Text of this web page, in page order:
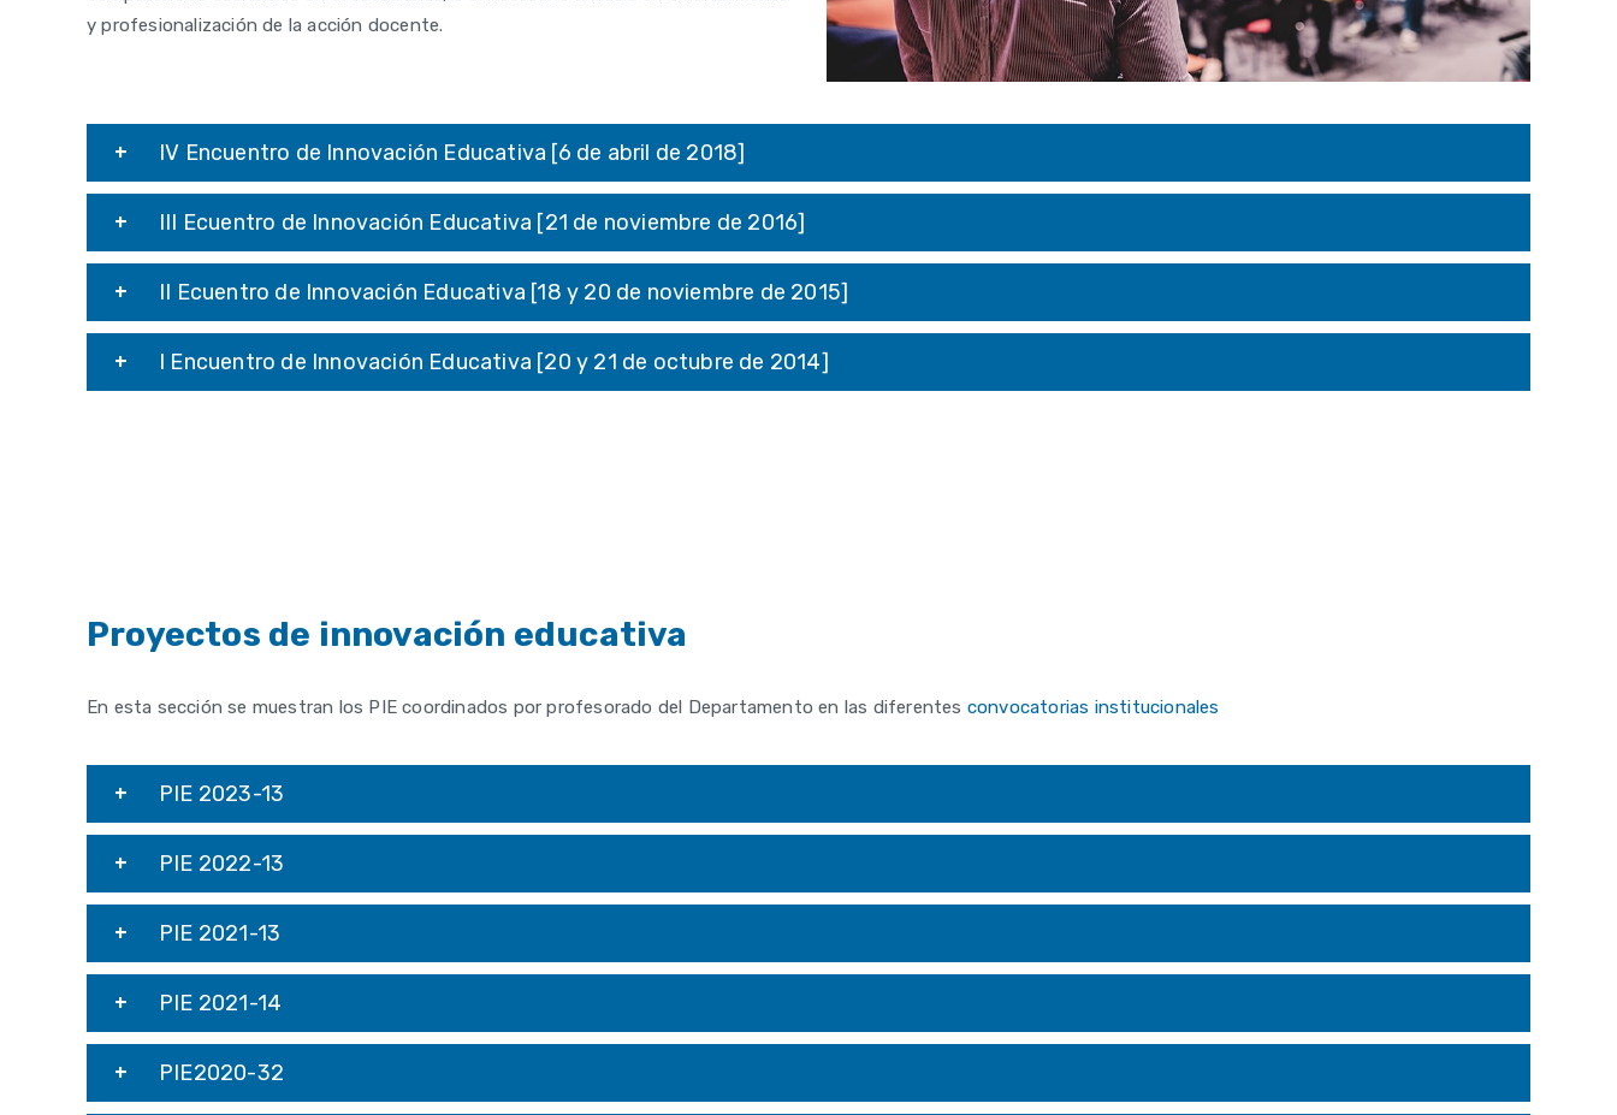
y profesionalización de la acción docente.
IV Encuentro de Innovación Educativa [6 de abril de 2018]
III Ecuentro de Innovación Educativa [21 de noviembre de 2016]
II Ecuentro de Innovación Educativa [18 y 20 de noviembre de 2015]
I Encuentro de Innovación Educativa [20 y 21 de octubre de 2014]
Proyectos de innovación educativa
En esta sección se muestran los PIE coordinados por profesorado del Departamento en las diferentes convocatorias institucionales
PIE 2023-13
PIE 2022-13
PIE 2021-13
PIE 2021-14
PIE2020-32